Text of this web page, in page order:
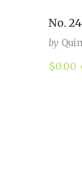
No.
by
$0.00